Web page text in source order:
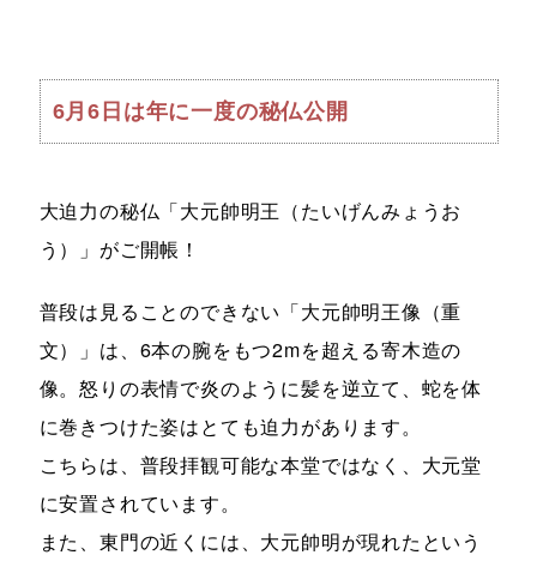
6月6日は年に一度の秘仏公開
大迫力の秘仏「大元帥明王（たいげんみょうお
う）」がご開帳！
普段は見ることのできない「大元帥明王像（重
文）」は、6本の腕をもつ2mを超える寄木造の
像。怒りの表情で炎のように髪を逆立て、蛇を体
に巻きつけた姿はとても迫力があります。
こちらは、普段拝観可能な本堂ではなく、大元堂
に安置されています。
また、東門の近くには、大元帥明が現れたという